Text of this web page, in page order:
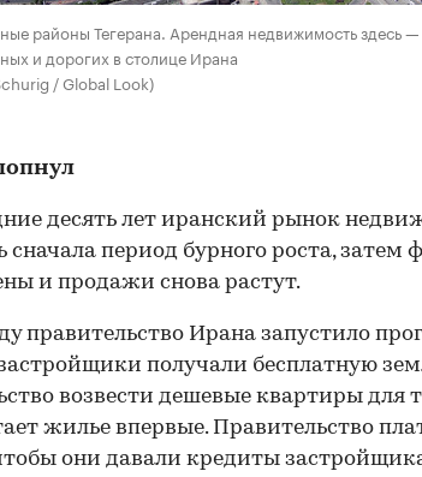
районы Тегерана. Арендная недвижимость здесь
и дорогих в столице Ирана
/ Global Look)
десять лет иранский рынок
период бурного роста, затем
и продажи снова растут.
правительство Ирана запустило
получали бесплатную
возвести дешевые квартиры для
жилье впервые. Правительство
они давали кредиты